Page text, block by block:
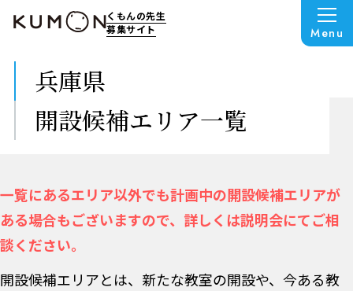
くもんの先生
募集サイト
Menu
兵庫県
開設候補エリア一覧
一覧にあるエリア以外でも計画中の開設候補エリアが
ある場合もございますので、詳しくは説明会にてご相
談ください。
開設候補エリアとは、新たな教室の開設や、今ある教